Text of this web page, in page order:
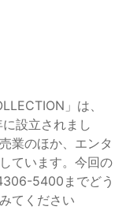
」は、
設立されまし
業のほか、エンタ
ています。今回の
5400までどう
てください